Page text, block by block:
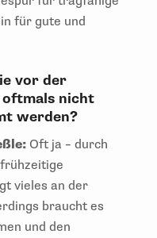
für gute und
vor der
oftmals nicht
werden?
Oft ja – durch
vieles an der
braucht es
und den